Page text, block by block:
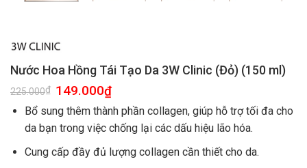
Nước Hoa Hồng Tái Tạo Da 3W Clinic (Đỏ) (150 ml)
225.000₫ 149.000₫
Bổ sung thêm thành phần collagen, giúp hỗ trợ tối đa cho
da bạn trong việc chống lại các dấu hiệu lão hóa.
Cung cấp đầy đủ lượng collagen cần thiết cho da.